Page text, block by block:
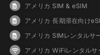
アメリカ SIM & eSIM
アメリカ 長期滞在向け
アメリカ SIMレンタルサ
アメリカ WiFiレンタルサ